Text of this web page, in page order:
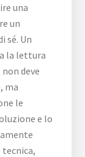
una
un
sé. Un
la lettura
non deve
ma
le
e lo
tecnica,